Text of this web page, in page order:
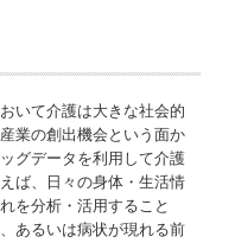
いて介護は大きな社会的
業の創出機会という面か
グデータを利用して介護
ば、日々の身体・生活情
を分析・活用すること
あるいは病状が現れる前